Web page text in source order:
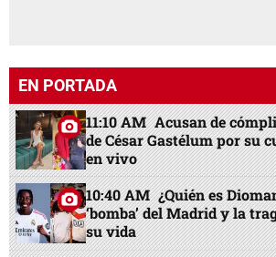
EN PORTADA
11:10 AM Acusan de
de César Gastélum por su
en vivo
10:40 AM ¿Quién es
‘bomba’ del Madrid y la
su vida